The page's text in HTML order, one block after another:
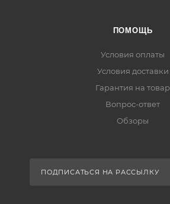
ПОМОЩЬ
Условия оплаты
Условия доставки
Гарантия на товар
Вопрос-ответ
Обзоры
ПОДПИСАТЬСЯ НА РАССЫЛКУ